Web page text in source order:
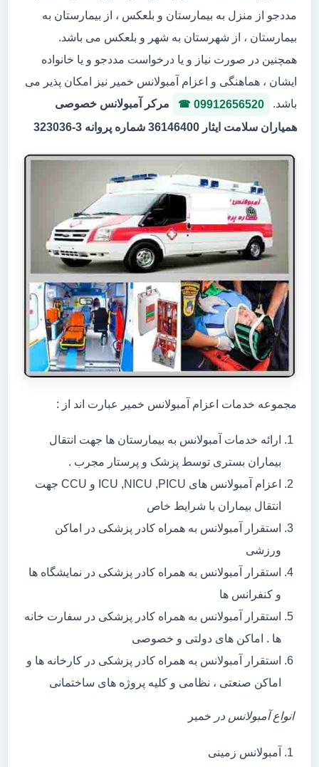
مددجو از منزل به بیمارستان و بلعکس ، از بیمارستان به
بیمارستان ، از شهرستان به شهر و بلعکس می باشد.
همچنین در صورت نیاز و یا درخواست مددجو و یا خانواده
ایشان ، هماهنگی و اعزام آمبولانس خمیر نیز امکان پذیر می
باشد.
09912656520
مرکر آمبولانس خصوصی
همیاران سلامت ایثار 36146400 شماره پروانه 3-323036
مجموعه خدمات اعزام آمبولانس خمیر عبارت اند از :
ارائه خدمات آمبولانس به بیمارستان ها جهت انتقال
بیماران بستری توسط پزشک و پرستار مجرب .
اعزام آمبولانس های ICU ,NICU ,PICU و CCU جهت
انتقال بیماران با شرایط خاص
استقرار آمبولانس به همراه کادر پزشکی در اماکن
ورزشی
استقرار آمبولانس به همراه کادر پزشکی در نمایشگاه ها
و کنفرانس ها
استقرار آمبولانس به همراه کادر پزشکی در سفارت خانه
ها . اماکن های دولتی و خصوصی
استقرار آمبولانس به همراه کادر پزشکی در کارخانه ها و
اماکن صنعتی ، نظامی و کلیه پروژه های ساختمانی
انواع آمبولانس در خمیر
آمبولانس زمینی